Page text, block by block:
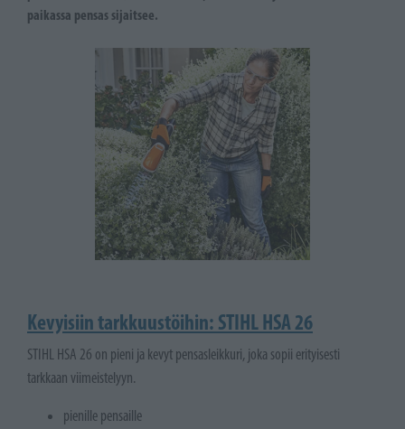
paikassa pensas sijaitsee.
Kevyisiin tarkkuustöihin: STIHL HSA 26
STIHL HSA 26 on pieni ja kevyt pensasleikkuri, joka sopii erityisesti
tarkkaan viimeistelyyn.
pienille pensaille